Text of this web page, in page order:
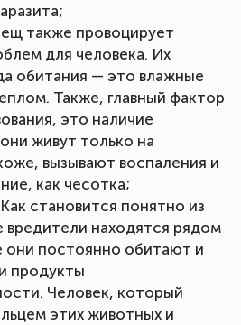
также провоцирует
для человека. Их
обитания — это влажные
Также, главный фактор
это наличие
живут только на
вызывают воспаления и
как чесотка;
становится понятно из
вредители находятся рядом
они постоянно обитают и
продукты
Человек, который
этих животных и